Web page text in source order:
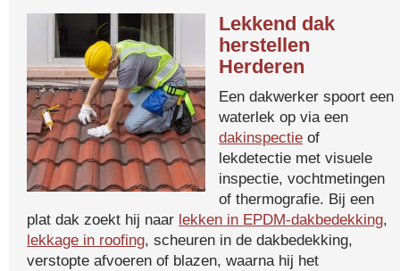
Lekkend dak
herstellen
Herderen
Een dakwerker spoort een
waterlek op via een
dakinspectie of
lekdetectie met visuele
inspectie, vochtmetingen
of thermografie. Bij een
plat dak zoekt hij naar lekken in EPDM-dakbedekking,
lekkage in roofing, scheuren in de dakbedekking,
verstopte afvoeren of blazen, waarna hij het